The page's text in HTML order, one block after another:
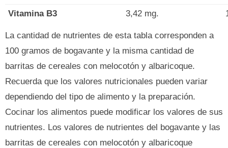
Vitamina B3
3,42 mg.
La cantidad de nutrientes de esta tabla corresponden a
100 gramos de bogavante y la misma cantidad de
barritas de cereales con melocotón y albaricoque.
Recuerda que los valores nutricionales pueden variar
dependiendo del tipo de alimento y la preparación.
Cocinar los alimentos puede modificar los valores de sus
nutrientes. Los valores de nutrientes del bogavante y las
barritas de cereales con melocotón y albaricoque